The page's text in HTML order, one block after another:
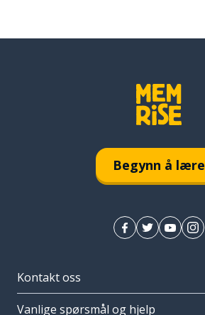
Begynn å lære
Kontakt oss
Vanlige spørsmål og hjelp